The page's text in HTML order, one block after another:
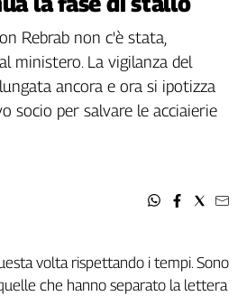
Rebrab non c'è stata,
ministero. La vigilanza del
ancora e ora si ipotizza
socio per salvare le acciaierie
volta rispettando i tempi. Sono
che hanno separato la lettera